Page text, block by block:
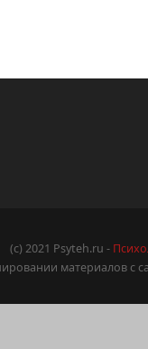
(c) 2021 Psyteh.ru -
материалов с